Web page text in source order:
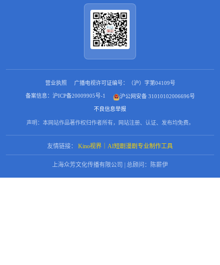
营业执照 广播电视许可证编号：（沪）字第04109号
备案信息：沪ICP备20009905号-1 沪公网安备 31010102006696号
不良信息举报
声明：本网站作品著作权归作者所有，网站注册、认证、发布均免费。
友情链接： Kino视界｜AI短剧漫剧专业制作工具
上海众芳文化传播有限公司 | 总顾问：陈薪伊